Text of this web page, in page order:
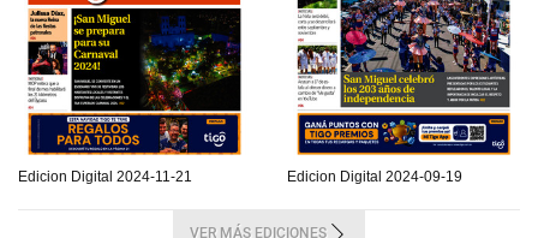
Edicion Digital 2024-11-21 Edicion Digital 2024-09-19
VER MÁS EDICIONES